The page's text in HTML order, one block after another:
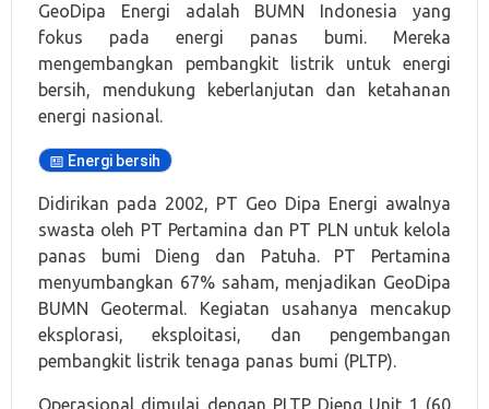
GeoDipa Energi adalah BUMN Indonesia yang
fokus pada energi panas bumi. Mereka
mengembangkan pembangkit listrik untuk energi
bersih, mendukung keberlanjutan dan ketahanan
energi nasional.
Energi bersih
Didirikan pada 2002, PT Geo Dipa Energi awalnya
swasta oleh PT Pertamina dan PT PLN untuk kelola
panas bumi Dieng dan Patuha. PT Pertamina
menyumbangkan 67% saham, menjadikan GeoDipa
BUMN Geotermal. Kegiatan usahanya mencakup
eksplorasi, eksploitasi, dan pengembangan
pembangkit listrik tenaga panas bumi (PLTP).
Operasional dimulai dengan PLTP Dieng Unit 1 (60